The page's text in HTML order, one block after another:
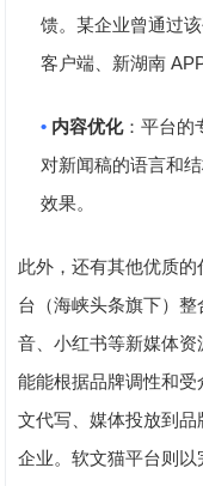
馈。某企业曾通过
客户端、新湖南
• 内容优化：平台的
对新闻稿的语言和
效果。
此外，还有其他优质
台（海峡头条旗下）
音、小红书等新媒体
能能根据品牌调性和
文代写、媒体投放到
企业。软文猫平台则以